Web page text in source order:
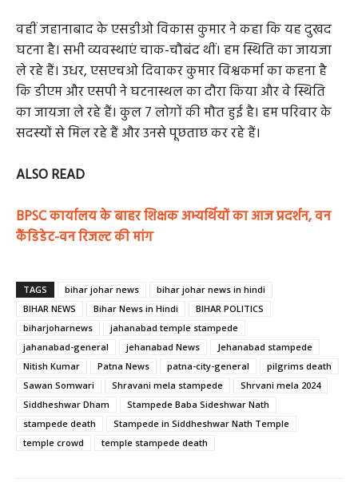
वहीं जहानाबाद के एसडीओ विकास कुमार ने कहा कि यह दुखद
घटना है। सभी व्यवस्थाएं चाक-चौबंद थीं। हम स्थिति का जायजा
ले रहे हैं। उधर, एसएचओ दिवाकर कुमार विश्वकर्मा का कहना है
कि डीएम और एसपी ने घटनास्थल का दौरा किया और वे स्थिति
का जायजा ले रहे हैं। कुल 7 लोगों की मौत हुई है। हम परिवार के
सदस्यों से मिल रहे हैं और उनसे पूछताछ कर रहे हैं।
ALSO READ
BPSC कार्यालय के बाहर शिक्षक अभ्यर्थियों का आज प्रदर्शन, वन
कैंडिडेट-वन रिजल्ट की मांग
TAGS bihar johar news
bihar johar news in hindi
BIHAR NEWS
Bihar News in Hindi
BIHAR POLITICS
biharjoharnews
jahanabad temple stampede
jahanabad-general
jehanabad News
Jehanabad stampede
Nitish Kumar
Patna News patna-city-general
pilgrims death
Sawan Somwari
Shravani mela stampede
Shrvani mela 2024
Siddheshwar Dham
Stampede Baba Sideshwar Nath
stampede death
Stampede in Siddheshwar Nath Temple
temple crowd
temple stampede death